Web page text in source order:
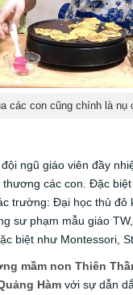
các con cũng chính là
ngũ giáo viên đầy
các con. Đặc
trường: Đại học thủ đô
sư phạm mẫu giáo
biệt như Montessori,
mầm non Thiên
Hàm với sự dẫn